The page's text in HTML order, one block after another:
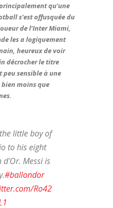
qu’une
s’est offusquée du
de l’Inter Miami,
les a logiquement
heureux de voir
décrocher le titre
sensible à une
bien moins que
little boy of
to his eight
d'Or. Messi is
#ballondor
Ro42